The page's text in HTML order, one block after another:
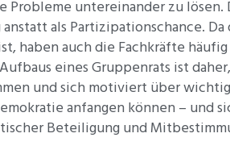
untereinander zu lösen.
als Partizipationschance.
haben auch die Fachkräfte
eines Gruppenrats ist
und sich motiviert über
anfangen können – und
Beteiligung und